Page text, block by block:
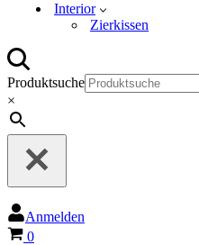
Interior
Zierkissen
Produktsuche
×
Anmelden
Warenkorb
0